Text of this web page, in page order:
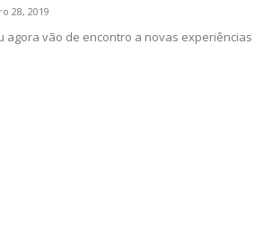
28, 2019
agora vão de encontro a novas experiências